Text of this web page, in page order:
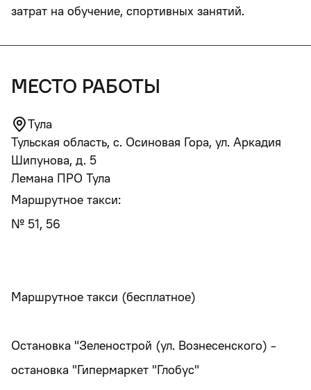
затрат на обучение, спортивных занятий.
место работы
Тула
Тульская область, с. Осиновая Гора, ул. Аркадия
Шипунова, д. 5
Лемана ПРО Тула
Маршрутное такси:
№ 51, 56
Маршрутное такси (бесплатное)
Остановка "Зеленострой (ул. Вознесенского) -
остановка "Гипермаркет "Глобус"